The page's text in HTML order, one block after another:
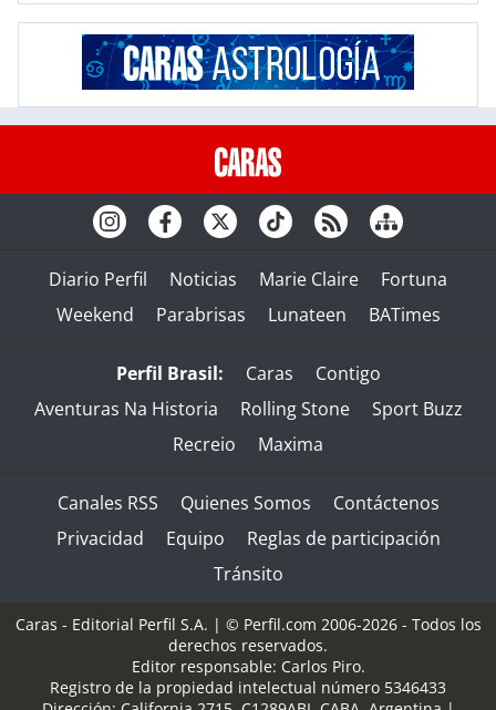
Diario Perfil Noticias Marie Claire
Fortuna
Weekend
Parabrisas Lunateen BATimes
Perfil Brasil: Caras
Contigo
Aventuras Na Historia
Rolling Stone
Sport Buzz
Recreio
Maxima
Canales RSS Quienes Somos
Contáctenos
Privacidad
Equipo
Reglas de participación
Tránsito
Caras - Editorial Perfil S.A. | © Perfil.com 2006-2026 - Todos los
derechos reservados.
Editor responsable: Carlos Piro.
Registro de la propiedad intelectual número 5346433